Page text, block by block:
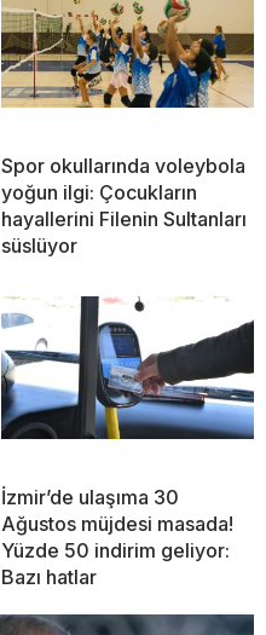
Spor okullarında voleybola
yoğun ilgi: Çocukların
hayallerini Filenin Sultanları
süslüyor
İzmir’de ulaşıma 30
Ağustos müjdesi masada!
Yüzde 50 indirim geliyor:
Bazı hatlar